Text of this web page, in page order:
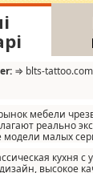
⇒ blts-tattoo.com
мебели
реально
модели малых
в MebelOk,
без
кухня с
высокое